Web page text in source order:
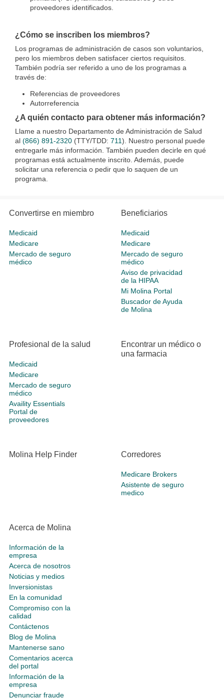
proveedores identificados.
¿Cómo se inscriben los miembros?
Los programas de administración de casos son voluntarios,
pero los miembros deben satisfacer ciertos requisitos.
También podría ser referido a uno de los programas a
través de:
Referencias de proveedores
Autorreferencia
¿A quién contacto para obtener más información?
Llame a nuestro Departamento de Administración de Salud
al (866) 891-2320 (TTY/TDD: 711). Nuestro personal puede
entregarle más información. También pueden decirle en qué
programas está actualmente inscrito. Además, puede
solicitar una referencia o pedir que lo saquen de un
programa.
Convertirse en miembro
Medicaid
Medicare
Mercado de seguro
médico
Beneficiarios
Medicaid
Medicare
Mercado de seguro
médico
Aviso de privacidad
de la HIPAA
Mi Molina Portal
Buscador de Ayuda
de Molina
Profesional de la salud
Medicaid
Medicare
Mercado de seguro
médico
Availity Essentials
Portal de
proveedores
Encontrar un médico o
una farmacia
Molina Help Finder Corredores
Medicare Brokers
Asistente de seguro
medico
Acerca de Molina
Información de la
empresa
Acerca de nosotros
Noticias y medios
Inversionistas
En la comunidad
Compromiso con la
calidad
Contáctenos
Blog de Molina
Mantenerse sano
Comentarios acerca
del portal
Información de la
empresa
Denunciar fraude